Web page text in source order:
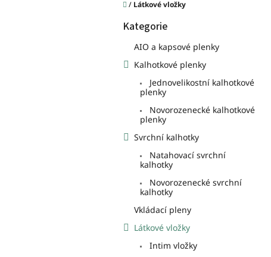
Domů
/ Látkové vložky
Přeskočit
Kategorie
AIO a kapsové plenky
Kalhotkové plenky
Jednovelikostní kalhotkové
plenky
Novorozenecké kalhotkové
plenky
Svrchní kalhotky
Natahovací svrchní
kalhotky
Novorozenecké svrchní
kalhotky
Vkládací pleny
Látkové vložky
Intim vložky